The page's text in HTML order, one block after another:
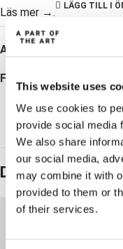
This website uses
We use cookies to
provide social media
We also share
our social media,
may combine it with
provided to them or
of their services.
Läs mer →. LÄGG TILL I
Artikelnummer:
Följ:
Du kanske också